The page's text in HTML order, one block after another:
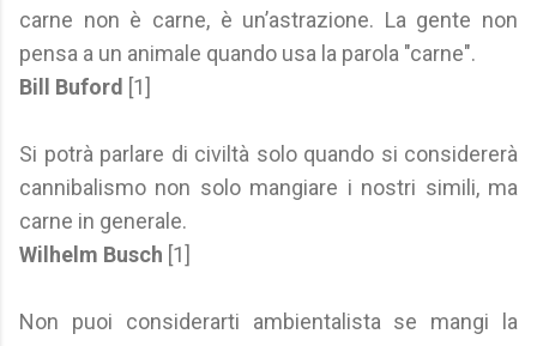
carne non è carne, è un’astrazione. La gente non
pensa a un animale quando usa la parola "carne".
Bill Buford [1]
Si potrà parlare di civiltà solo quando si considererà
cannibalismo non solo mangiare i nostri simili, ma
carne in generale.
Wilhelm Busch [1]
Non puoi considerarti ambientalista se mangi la